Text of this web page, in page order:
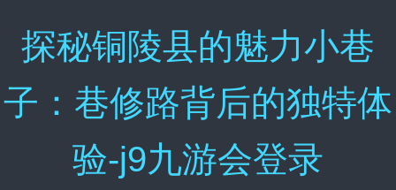
探秘铜陵县的魅力小巷
子：巷修路背后的独特体
验-j9九游会登录